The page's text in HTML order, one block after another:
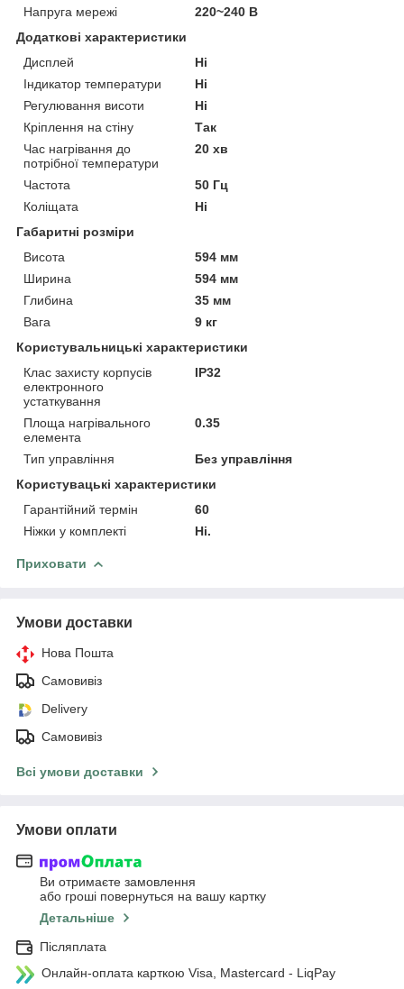
Напруга мережі
220~240 В
Додаткові характеристики
Дисплей
Ні
Індикатор температури
Ні
Регулювання висоти
Ні
Кріплення на стіну
Так
Час нагрівання до
потрібної температури
20 хв
Частота
50 Гц
Коліщата
Ні
Габаритні розміри
Висота
594 мм
Ширина
594 мм
Глибина
35 мм
Вага
9 кг
Користувальницькі характеристики
Клас захисту корпусів
електронного
устаткування
IP32
Площа нагрівального
елемента
0.35
Тип управління
Без управління
Користувацькi характеристики
Гарантійний термін
60
Ніжки у комплекті
Ні.
Приховати
Умови доставки
Нова Пошта
Самовивіз
Delivery
Самовивіз
Всі умови доставки
Умови оплати
Ви отримаєте замовлення
або гроші повернуться на вашу картку
Детальніше
Післяплата
Онлайн-оплата карткою Visa, Mastercard - LiqPay